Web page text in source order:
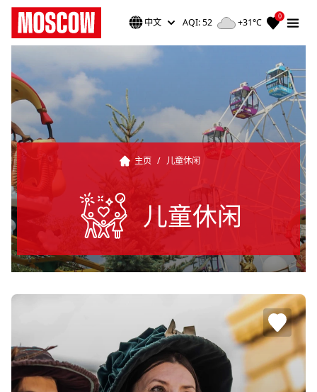
中文 AQI: 52 +31°C
0
主页 / 儿童休闲
儿童休闲